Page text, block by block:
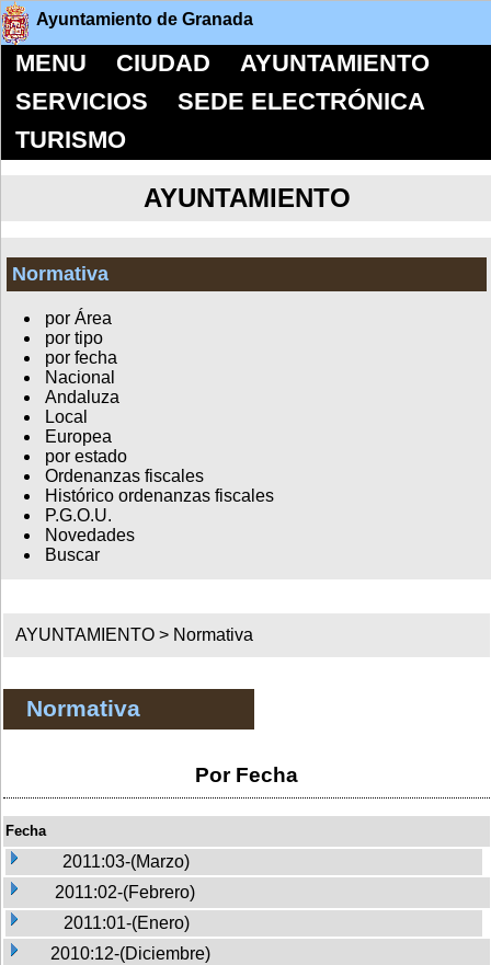
Ayuntamiento de Granada
MENU CIUDAD
AYUNTAMIENTO
SERVICIOS
SEDE ELECTRÓNICA
TURISMO
AYUNTAMIENTO
Normativa
por Área
por tipo
por fecha
Nacional
Andaluza
Local
Europea
por estado
Ordenanzas fiscales
Histórico ordenanzas fiscales
P.G.O.U.
Novedades
Buscar
AYUNTAMIENTO > Normativa
Normativa
Por Fecha
Fecha
2011:03-(Marzo)
2011:02-(Febrero)
2011:01-(Enero)
2010:12-(Diciembre)